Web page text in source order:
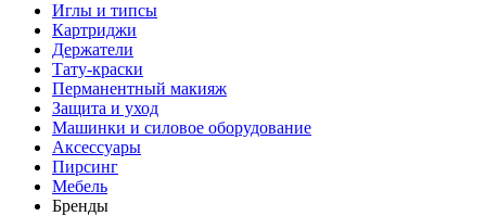
Иглы и типсы
Картриджи
Держатели
Тату-краски
Перманентный макияж
Защита и уход
Машинки и силовое оборудование
Аксессуары
Пирсинг
Мебель
Бренды